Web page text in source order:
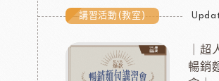
講習活動(教室)
｜超
暢銷